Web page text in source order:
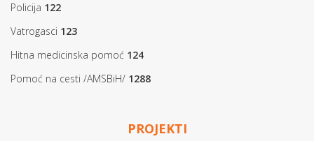
Policija 122
Vatrogasci 123
Hitna medicinska pomoć 124
Pomoć na cesti /AMSBiH/ 1288
PROJEKTI